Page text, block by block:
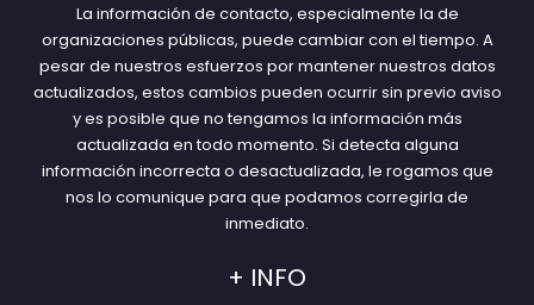
La información de contacto, especialmente la de
organizaciones públicas, puede cambiar con el tiempo. A
pesar de nuestros esfuerzos por mantener nuestros datos
actualizados, estos cambios pueden ocurrir sin previo aviso
y es posible que no tengamos la información más
actualizada en todo momento. Si detecta alguna
información incorrecta o desactualizada, le rogamos que
nos lo comunique para que podamos corregirla de
inmediato.
+ INFO